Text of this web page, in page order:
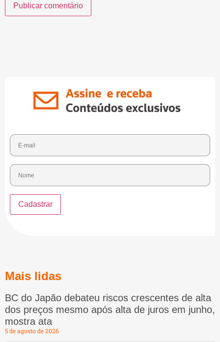
Mais lidas
BC do Japão debateu riscos crescentes de alta
dos preços mesmo após alta de juros em junho,
mostra ata
5 de agosto de 2026